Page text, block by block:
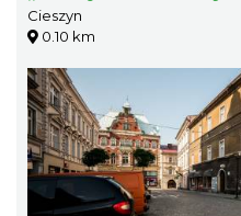
Cieszyn
0.10 km